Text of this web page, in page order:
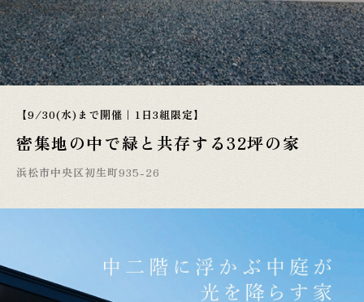
【9/30(水)まで開催｜1日3組限定】
密集地の中で緑と共存する32坪の家
浜松市中央区初生町935-26